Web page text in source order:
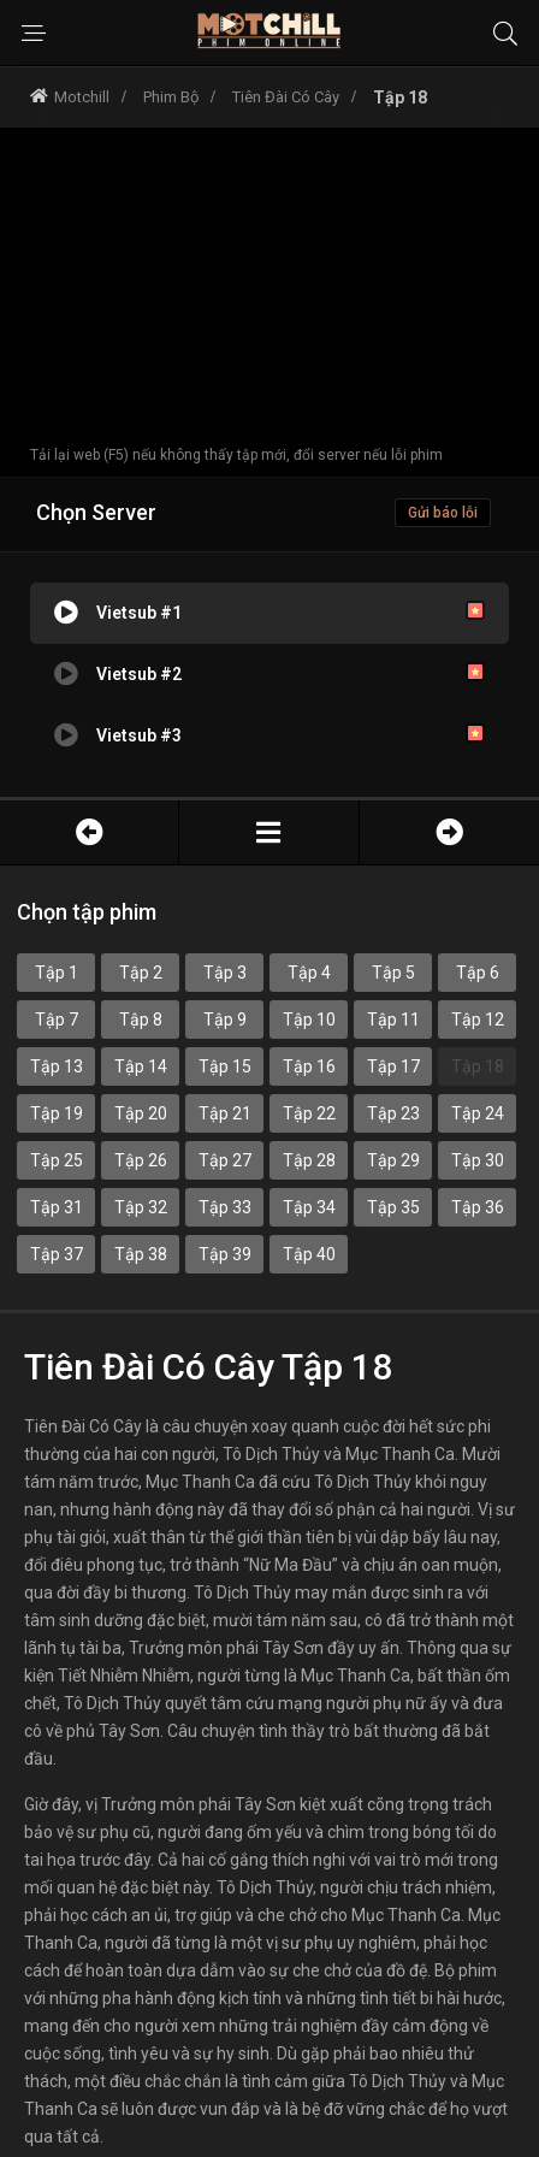
Motchill Phim Bộ Tiên Đài Có Cây Tập 18
Tải lại web (F5) nếu không thấy tập mới, đổi server nếu lỗi phim
Chọn Server Gửi báo lỗi
Vietsub #1
Vietsub #2
Vietsub #3
Chọn tập phim
Tập 1 Tập 2 Tập 3 Tập 4 Tập 5 Tập 6
Tập 7 Tập 8 Tập 9 Tập 10 Tập 11 Tập 12
Tập 13 Tập 14 Tập 15 Tập 16 Tập 17 Tập 18
Tập 19 Tập 20 Tập 21 Tập 22 Tập 23 Tập 24
Tập 25 Tập 26 Tập 27 Tập 28 Tập 29 Tập 30
Tập 31 Tập 32 Tập 33 Tập 34 Tập 35 Tập 36
Tập 37 Tập 38 Tập 39 Tập 40
Tiên Đài Có Cây Tập 18
Tiên Đài Có Cây là câu chuyện xoay quanh cuộc đời hết sức phi
thường của hai con người, Tô Dịch Thủy và Mục Thanh Ca. Mười
tám năm trước, Mục Thanh Ca đã cứu Tô Dịch Thủy khỏi nguy
nan, nhưng hành động này đã thay đổi số phận cả hai người. Vị sư
phụ tài giỏi, xuất thân từ thế giới thần tiên bị vùi dập bấy lâu nay,
đổi điêu phong tục, trở thành “Nữ Ma Đầu” và chịu án oan muộn,
qua đời đầy bi thương. Tô Dịch Thủy may mắn được sinh ra với
tâm sinh dưỡng đặc biệt, mười tám năm sau, cô đã trở thành một
lãnh tụ tài ba, Trưởng môn phái Tây Sơn đầy uy ấn. Thông qua sự
kiện Tiết Nhiễm Nhiễm, người từng là Mục Thanh Ca, bất thần ốm
chết, Tô Dịch Thủy quyết tâm cứu mạng người phụ nữ ấy và đưa
cô về phủ Tây Sơn. Câu chuyện tình thầy trò bất thường đã bắt
đầu.
Giờ đây, vị Trưởng môn phái Tây Sơn kiệt xuất cõng trọng trách
bảo vệ sư phụ cũ, người đang ốm yếu và chìm trong bóng tối do
tai họa trước đây. Cả hai cố gắng thích nghi với vai trò mới trong
mối quan hệ đặc biệt này. Tô Dịch Thủy, người chịu trách nhiệm,
phải học cách an ủi, trợ giúp và che chở cho Mục Thanh Ca. Mục
Thanh Ca, người đã từng là một vị sư phụ uy nghiêm, phải học
cách để hoàn toàn dựa dẫm vào sự che chở của đồ đệ. Bộ phim
với những pha hành động kịch tính và những tình tiết bi hài hước,
mang đến cho người xem những trải nghiệm đầy cảm động về
cuộc sống, tình yêu và sự hy sinh. Dù gặp phải bao nhiêu thử
thách, một điều chắc chắn là tình cảm giữa Tô Dịch Thủy và Mục
Thanh Ca sẽ luôn được vun đắp và là bệ đỡ vững chắc để họ vượt
qua tất cả.